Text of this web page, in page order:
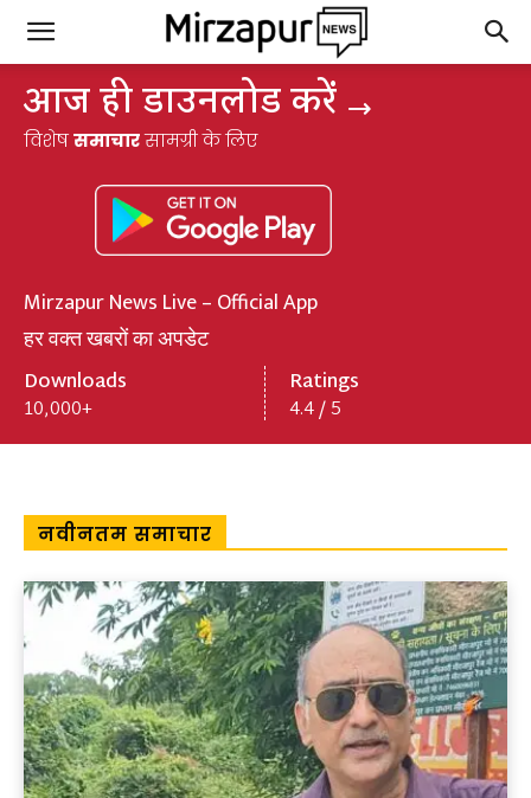
आज ही डाउनलोड करें
विशेषसमाचारसामग्री के लिए
Mirzapur News Live – Official App
हर वक्त खबरों का अपडेट
Downloads
10,000+
Ratings
4.4 / 5
नवीनतम समाचार